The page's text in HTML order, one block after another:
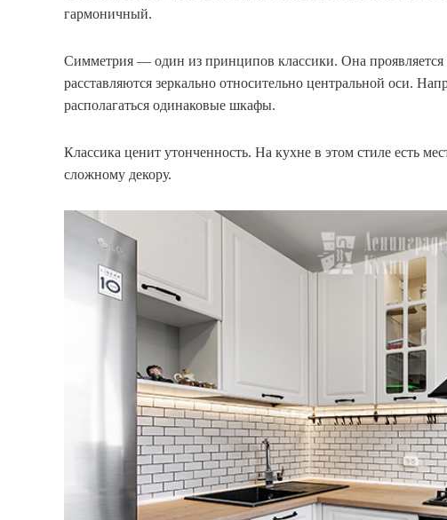
гармоничный.
Симметрия — один из принципов классики. Она
расставляются зеркально относительно центральной оси.
располагаться одинаковые шкафы.
Классика ценит утонченность. На кухне в этом стиле есть
сложному декору.